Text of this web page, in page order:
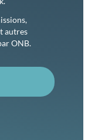
autres
ONB.